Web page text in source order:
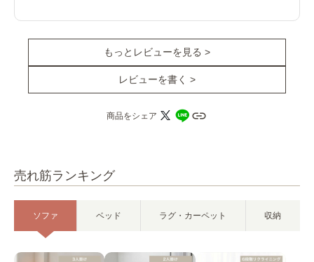
売れ筋ランキング
ソファ ベッド ラグ・カーペット 収納
もっとレビューを見る >
レビューを書く >
商品をシェア